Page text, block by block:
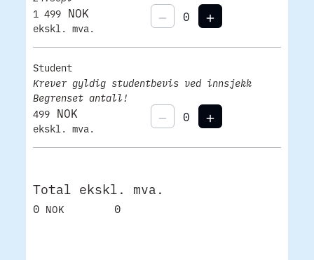
1 499 NOK
ekskl. mva.
Student
Krever gyldig studentbevis ved innsjekk
Begrenset antall!
499 NOK
ekskl. mva.
Total ekskl. mva.
0 NOK 0